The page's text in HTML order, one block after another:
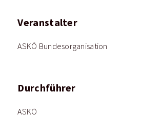
Veranstalter
ASKÖ Bundesorganisation
Durchführer
ASKÖ